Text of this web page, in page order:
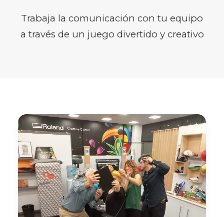
Trabaja la comunicación con tu equipo
a través de un juego divertido y creativo